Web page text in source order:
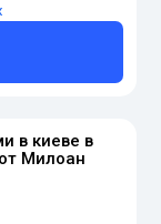
в киеве в
Милоан